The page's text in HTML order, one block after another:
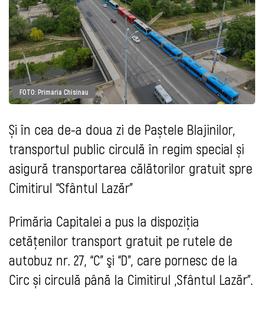
FOTO: Primaria Chisinau
Și în cea de-a doua zi de Paștele Blajinilor,
transportul public circulă în regim special și
asigură transportarea călătorilor gratuit spre
Cimitirul “Sfântul Lazăr”
Primăria Capitalei a pus la dispoziția
cetățenilor transport gratuit pe rutele de
autobuz nr. 27, “C” şi “D”, care pornesc de la
Circ și circulă până la Cimitirul „Sfântul Lazăr”.